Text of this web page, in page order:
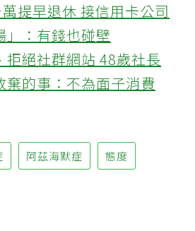
提早退休 接信用卡公司
」：有錢也碰壁
拒絕社群網站 48歲社長
棄的事：不為面子消費
阿茲海默症 態度